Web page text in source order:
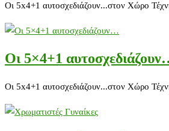
Οι 5x4+1 αυτοσχεδιάζουν...στον Χώρο
Οι 5×4+1
Οι 5x4+1 αυτοσχεδιάζουν...στον Χώρο